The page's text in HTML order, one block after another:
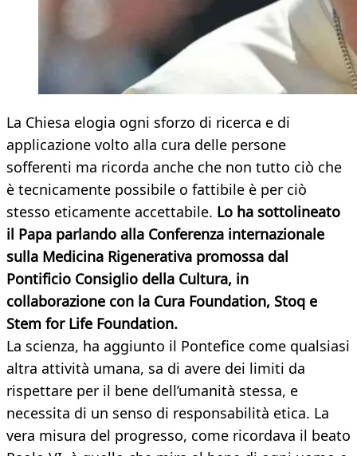
La Chiesa elogia ogni sforzo di ricerca e di
applicazione volto alla cura delle persone
sofferenti ma ricorda anche che non tutto ciò che
è tecnicamente possibile o fattibile è per ciò
stesso eticamente accettabile. Lo ha sottolineato
il Papa parlando alla Conferenza internazionale
sulla Medicina Rigenerativa promossa dal
Pontificio Consiglio della Cultura, in
collaborazione con la Cura Foundation, Stoq e
Stem for Life Foundation.
La scienza, ha aggiunto il Pontefice come qualsiasi
altra attività umana, sa di avere dei limiti da
rispettare per il bene dell’umanità stessa, e
necessita di un senso di responsabilità etica. La
vera misura del progresso, come ricordava il beato